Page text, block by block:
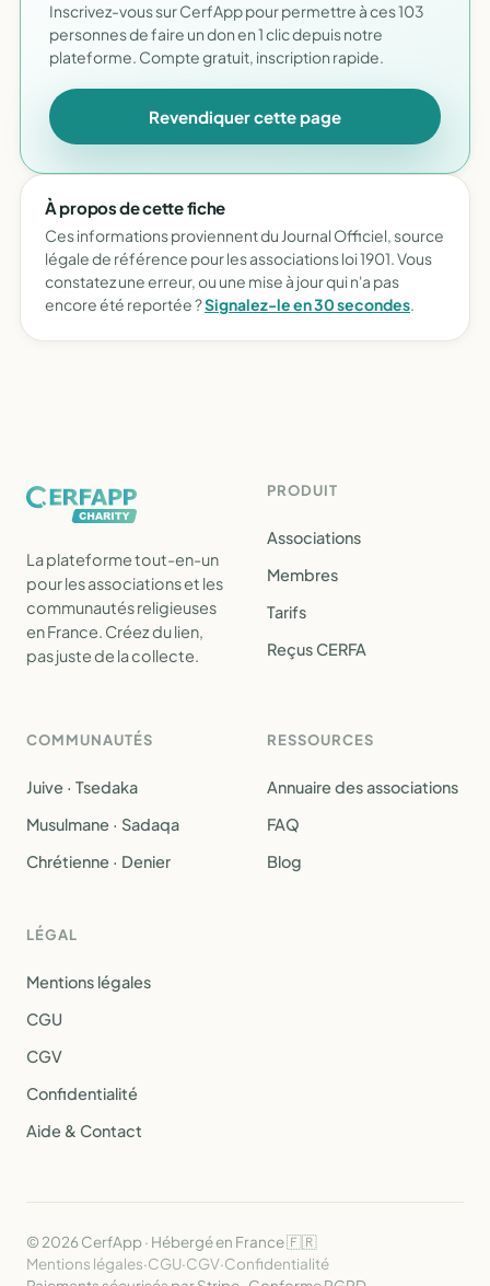
Inscrivez-vous sur CerfApp pour permettre à ces 103
personnes de faire un don en 1 clic depuis notre
plateforme. Compte gratuit, inscription rapide.
Revendiquer cette page
À propos de cette fiche
Ces informations proviennent du Journal Officiel, source
légale de référence pour les associations loi 1901. Vous
constatez une erreur, ou une mise à jour qui n'a pas
encore été reportée ?Signalez-le en 30 secondes.
La plateforme tout-en-un
pour les associations et les
communautés religieuses
en France. Créez du lien,
pas juste de la collecte.
PRODUIT
Associations
Membres
Tarifs
Reçus CERFA
COMMUNAUTÉS
Juive · Tsedaka
Musulmane · Sadaqa
Chrétienne · Denier
RESSOURCES
Annuaire des associations
FAQ
Blog
LÉGAL
Mentions légales
CGU
CGV
Confidentialité
Aide & Contact
© 2026 CerfApp · Hébergé en France 🇫🇷
Mentions légales·CGU·CGV·Confidentialité